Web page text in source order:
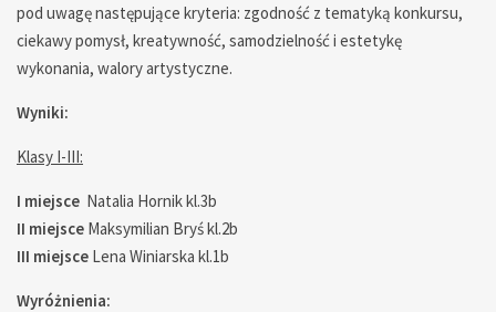
pod uwagę następujące kryteria: zgodność z tematyką konkursu,
ciekawy pomysł, kreatywność, samodzielność i estetykę
wykonania, walory artystyczne.
Wyniki:
Klasy I-III:
I miejsce Natalia Hornik kl.3b
II miejsce Maksymilian Bryś kl.2b
III miejsce Lena Winiarska kl.1b
Wyróżnienia: